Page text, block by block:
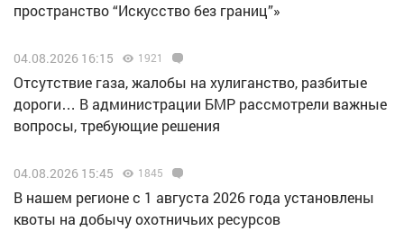
пространство “Искусство без границ”»
04.08.2026 16:15 1921
Отсутствие газа, жалобы на хулиганство, разбитые
дороги… В администрации БМР рассмотрели важные
вопросы, требующие решения
04.08.2026 15:45 1845
В нашем регионе с 1 августа 2026 года установлены
квоты на добычу охотничьих ресурсов